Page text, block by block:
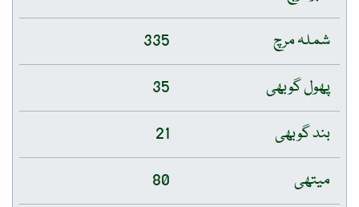
شملہ مرچ
335
پھول گوبھی
35
بند گوبھی
21
میتھی
80